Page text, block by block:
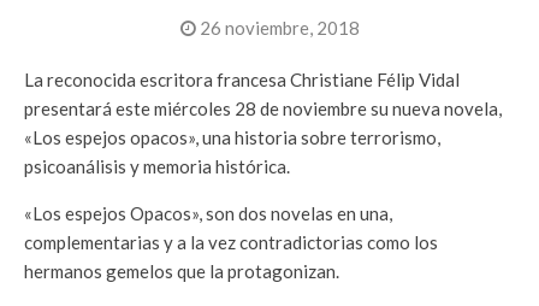
26 noviembre, 2018
La reconocida escritora francesa Christiane Félip Vidal
presentará este miércoles 28 de noviembre su nueva novela,
«Los espejos opacos», una historia sobre terrorismo,
psicoanálisis y memoria histórica.
«Los espejos Opacos», son dos novelas en una,
complementarias y a la vez contradictorias como los
hermanos gemelos que la protagonizan.